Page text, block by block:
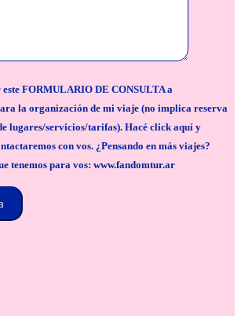
FORMULARIO DE CONSULTA a
la organización de mi viaje (no implica reserva
lugares/servicios/tarifas). Hacé click aquí y
con vos. ¿Pensando en más viajes?
tenemos para vos: www.fandomtur.ar